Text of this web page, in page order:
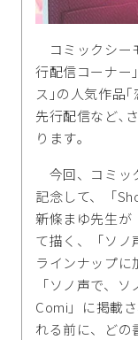
コミックシー
行配信コーナー
ス｣の人気作品
先行配信など､
ります｡
今回、コミッ
記念して、「
新條まゆ先生
て描く、「ソノ
ラインナップに
「ソノ声で、
Comi」に掲載
れる前に、どの